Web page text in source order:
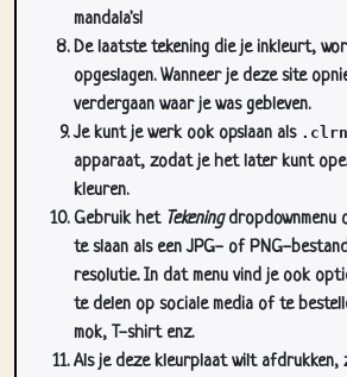
opgeslagen. Wanneer je deze site
verdergaan waar je was gebleven.
Je kunt je werk ook opslaan als
apparaat, zodat je het later kunt
kleuren.
Gebruik hetTekeningdropdownmenu
te slaan als een JPG- of PNG-
resolutie. In dat menu vind je ook
te delen op sociale media of te
mok, T-shirt enz.
Als je deze kleurplaat wilt afdrukken,
papier kunt inkleuren, gebruik je het